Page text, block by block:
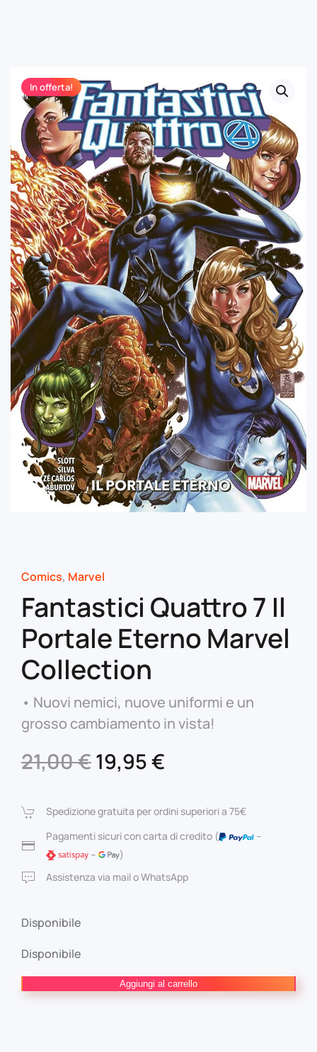
In offerta!
Comics, Marvel
Fantastici Quattro 7 Il
Portale Eterno Marvel
Collection
• Nuovi nemici, nuove uniformi e un
grosso cambiamento in vista!
21,00€Il
originale
era:
21,00 €.
19,95€
attuale
è:
Spedizione gratuita per ordini superiori a 75€
Pagamenti sicuri con carta di credito (
–
–
)
Assistenza via mail o WhatsApp
Disponibile
Disponibile
Quattro
Aggiungi al carrello